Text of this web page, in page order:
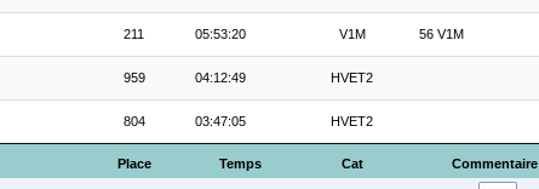
Place Temps Cat Commentaire
211 05:53:20 V1M 56 V1M
959 04:12:49 HVET2
804 03:47:05 HVET2